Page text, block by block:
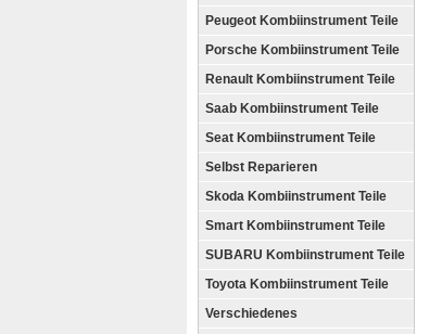
Peugeot Kombiinstrument Teile
Porsche Kombiinstrument Teile
Renault Kombiinstrument Teile
Saab Kombiinstrument Teile
Seat Kombiinstrument Teile
Selbst Reparieren
Skoda Kombiinstrument Teile
Smart Kombiinstrument Teile
SUBARU Kombiinstrument Teile
Toyota Kombiinstrument Teile
Verschiedenes